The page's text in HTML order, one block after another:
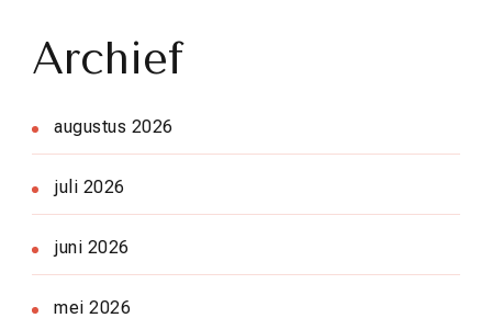
Archief
augustus 2026
juli 2026
juni 2026
mei 2026